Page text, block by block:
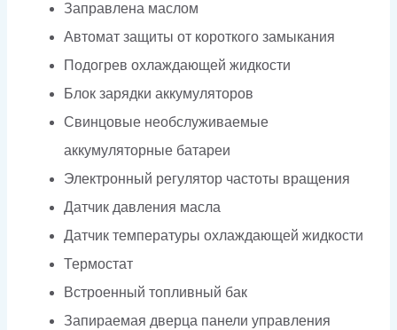
Заправлена маслом
Автомат защиты от короткого замыкания
Подогрев охлаждающей жидкости
Блок зарядки аккумуляторов
Свинцовые необслуживаемые
аккумуляторные батареи
Электронный регулятор частоты вращения
Датчик давления масла
Датчик температуры охлаждающей жидкости
Термостат
Встроенный топливный бак
Запираемая дверца панели управления